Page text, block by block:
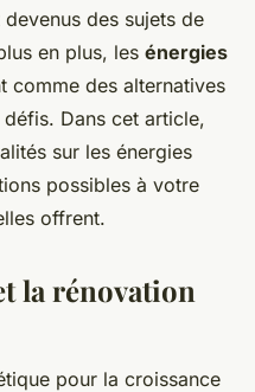
des sujets de
en plus, les énergies
comme des alternatives
Dans cet article,
sur les énergies
possibles à votre
offrent.
la rénovation
pour la croissance